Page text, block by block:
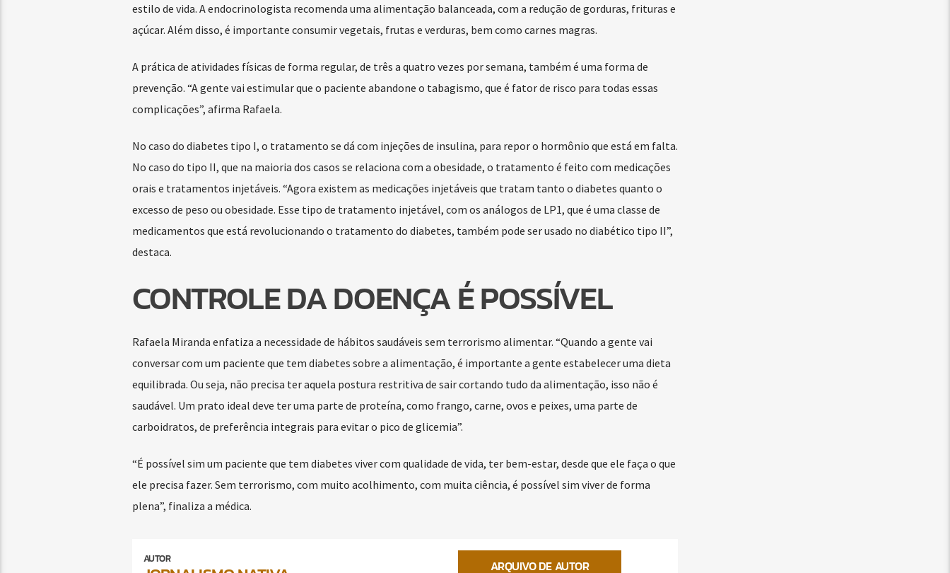
estilo de vida. A endocrinologista recomenda uma alimentação balanceada, com a redução de gorduras, frituras e
açúcar. Além disso, é importante consumir vegetais, frutas e verduras, bem como carnes magras.
A prática de atividades físicas de forma regular, de três a quatro vezes por semana, também é uma forma de
prevenção. “A gente vai estimular que o paciente abandone o tabagismo, que é fator de risco para todas essas
complicações”, afirma Rafaela.
No caso do diabetes tipo I, o tratamento se dá com injeções de insulina, para repor o hormônio que está em falta.
No caso do tipo II, que na maioria dos casos se relaciona com a obesidade, o tratamento é feito com medicações
orais e tratamentos injetáveis. “Agora existem as medicações injetáveis que tratam tanto o diabetes quanto o
excesso de peso ou obesidade. Esse tipo de tratamento injetável, com os análogos de LP1, que é uma classe de
medicamentos que está revolucionando o tratamento do diabetes, também pode ser usado no diabético tipo II”,
destaca.
CONTROLE DA DOENÇA É POSSÍVEL
Rafaela Miranda enfatiza a necessidade de hábitos saudáveis sem terrorismo alimentar. “Quando a gente vai
conversar com um paciente que tem diabetes sobre a alimentação, é importante a gente estabelecer uma dieta
equilibrada. Ou seja, não precisa ter aquela postura restritiva de sair cortando tudo da alimentação, isso não é
saudável. Um prato ideal deve ter uma parte de proteína, como frango, carne, ovos e peixes, uma parte de
carboidratos, de preferência integrais para evitar o pico de glicemia”.
“É possível sim um paciente que tem diabetes viver com qualidade de vida, ter bem-estar, desde que ele faça o que
ele precisa fazer. Sem terrorismo, com muito acolhimento, com muita ciência, é possível sim viver de forma
plena”, finaliza a médica.
AUTOR ARQUIVO DE AUTOR